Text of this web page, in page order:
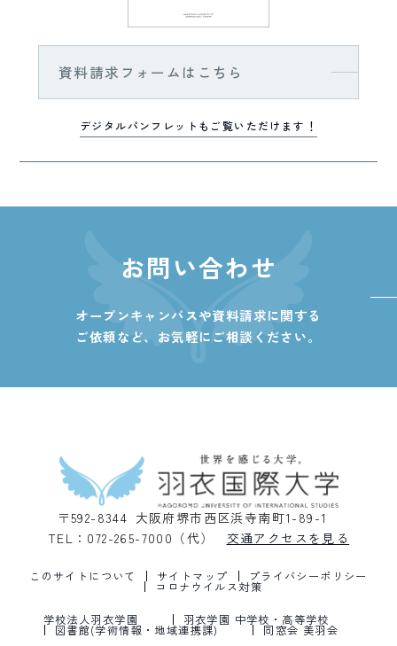
資料請求フォームはこちら
デジタルパンフレットもご覧いただけます！
お問い合わせ
オープンキャンパスや資料請求に関する
ご依頼など、 お気軽にご相談ください。
〒592-8344 大阪府堺市西区浜寺南町1-89-1
TEL：072-265-7000（代）
交通アクセスを見る
このサイトについて サイトマップ プライバシーポリシー
コロナウイルス対策
学校法人羽衣学園 羽衣学園 中学校・高等学校
図書館(学術情報・地域連携課) 同窓会 美羽会